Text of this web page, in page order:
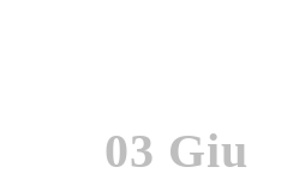
03 Giu